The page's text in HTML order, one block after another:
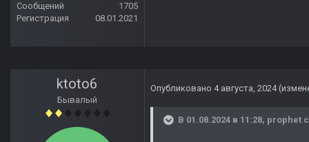
Сообщений
1705
Регистрация
08.01.2021
ktoto6
Бывалый
Опубликовано 4 августа, 2024
В 01.08.2024 в 11:28, prophet